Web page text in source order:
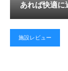
あれば快適に
施設レビュー